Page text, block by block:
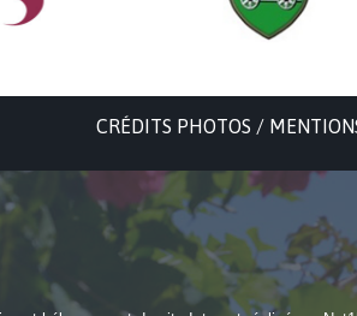
CRÉDITS PHOTOS /